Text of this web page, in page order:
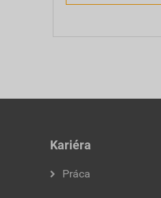
Kariéra
Práca